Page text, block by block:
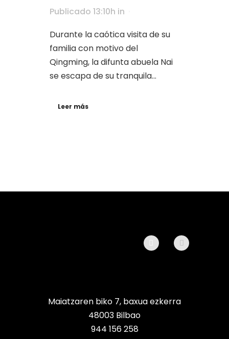
Publicado 13:10h in
Durante la caótica visita de su
familia con motivo del
Qingming, la difunta abuela Nai
se escapa de su tranquila...
Leer más
Maiatzaren biko 7, baxua ezkerra
48003 Bilbao
944 156 258